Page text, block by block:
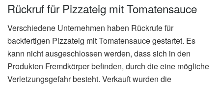
Rückruf für Pizzateig mit Tomatensauce
Verschiedene Unternehmen haben Rückrufe für
backfertigen Pizzateig mit Tomatensauce gestartet. Es
kann nicht ausgeschlossen werden, dass sich in den
Produkten Fremdkörper befinden, durch die eine mögliche
Verletzungsgefahr besteht. Verkauft wurden die